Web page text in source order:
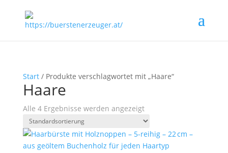
Start/ Produkte verschlagwortet mit „Haare“
Haare
Alle 4 Ergebnisse werden angezeigt